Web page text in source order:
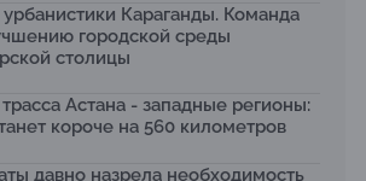
Караганды. Команда
городской среды
столицы
Астана - западные регионы:
короче на 560 километров
давно назрела необходимость